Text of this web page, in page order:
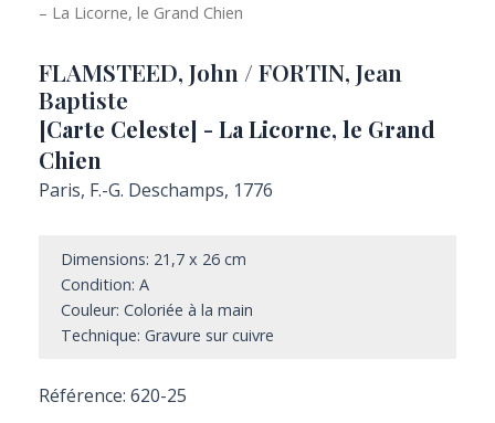
– La Licorne, le Grand Chien
FLAMSTEED, John / FORTIN, Jean
Baptiste
[Carte Celeste] - La Licorne, le Grand
Chien
Paris, F.-G. Deschamps, 1776
Dimensions: 21,7 x 26 cm
Condition: A
Couleur: Coloriée à la main
Technique: Gravure sur cuivre
Référence: 620-25